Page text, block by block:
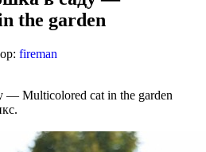
the garden
fireman
— Multicolored cat in the garden